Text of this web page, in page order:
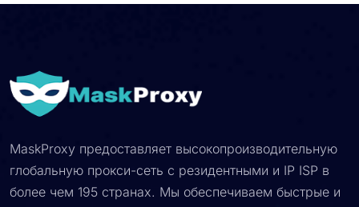
MaskProxy предоставляет высокопроизводительную
глобальную прокси-сеть с резидентными и IP ISP в
более чем 195 странах. Мы обеспечиваем быстрые и